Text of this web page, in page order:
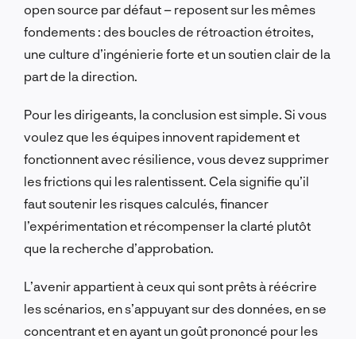
open source par défaut – reposent sur les mêmes
fondements : des boucles de rétroaction étroites,
une culture d’ingénierie forte et un soutien clair de la
part de la direction.
Pour les dirigeants, la conclusion est simple. Si vous
voulez que les équipes innovent rapidement et
fonctionnent avec résilience, vous devez supprimer
les frictions qui les ralentissent. Cela signifie qu’il
faut soutenir les risques calculés, financer
l’expérimentation et récompenser la clarté plutôt
que la recherche d’approbation.
L’avenir appartient à ceux qui sont prêts à réécrire
les scénarios, en s’appuyant sur des données, en se
concentrant et en ayant un goût prononcé pour les